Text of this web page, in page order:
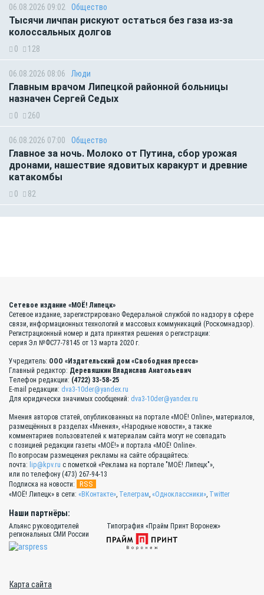
06.08.2026 09:02 Общество
Тысячи личпан рискуют остаться без газа из-за
колоссальных долгов
0 128
06.08.2026 08:06 Люди
Главным врачом Липецкой районной больницы
назначен Сергей Седых
0 260
06.08.2026 07:00 Общество
Главное за ночь. Молоко от Путина, сбор урожая
дронами, нашествие ядовитых каракурт и древние
катакомбы
0 82
Сетевое издание «МОЁ! Липецк»
Сетевое издание, зарегистрировано Федеральной службой по надзору в сфере
связи, информационных технологий и массовых коммуникаций (Роскомнадзор).
Регистрационный номер и дата принятия решения о регистрации:
серия Эл №ФС77-78145 от 13 марта 2020 г.
Учредитель: ООО «Издательский дом «Свободная пресса»
Главный редактор: Деревяшкин Владислав Анатольевич
Телефон редакции: (4722) 33-58-25
E-mail редакции: dva3-10der@yandex.ru
Для юридически значимых сообщений: dva3-10der@yandex.ru
Мнения авторов статей, опубликованных на портале «МОЁ! Online», материалов,
размещённых в разделах «Мнения», «Народные новости», а также
комментариев пользователей к материалам сайта могут не совпадать
с позицией редакции газеты «МОЁ!» и портала «МОЁ! Online».
По вопросам размещения рекламы на сайте обращайтесь:
почта: lip@kpv.ru с пометкой «Реклама на портале "МОЁ! Липецк"»,
или по телефону (473) 267-94-13
Подписка на новости:
RSS
«МОЁ! Липецк» в сети: «ВКонтакте» Телеграм «Одноклассники» Twitter
Наши партнёры:
Альянс руководителей
региональных СМИ России
Типография «Прайм Принт Воронеж»
Карта сайта